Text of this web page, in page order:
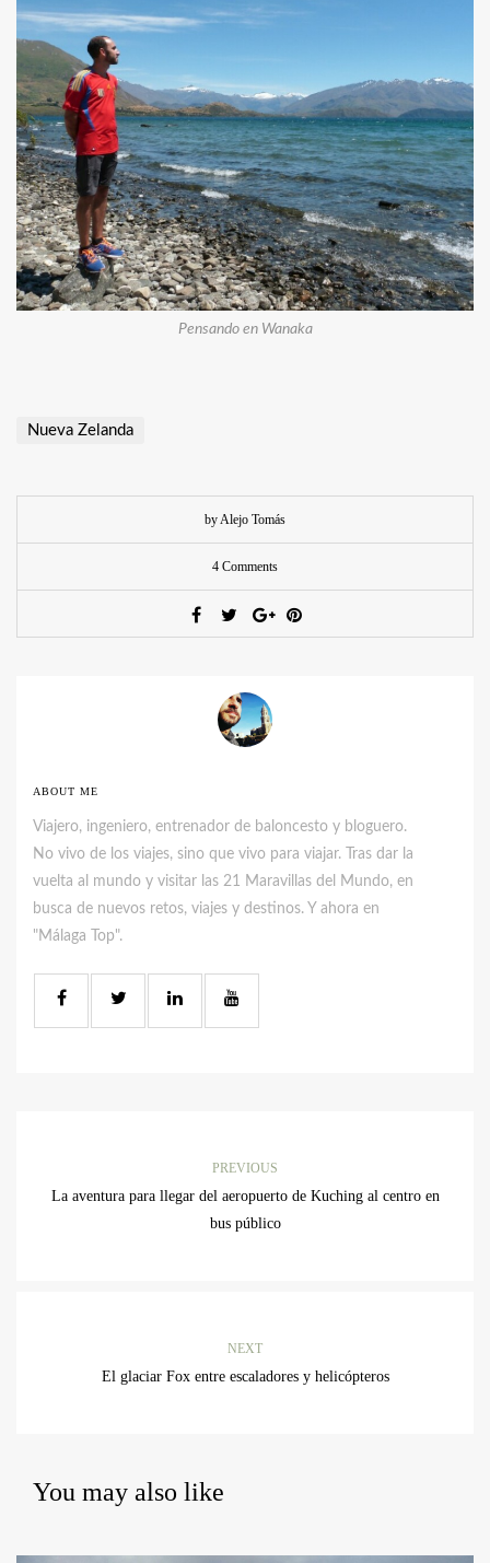
Pensando en Wanaka
Nueva Zelanda
by Alejo Tomás
4 Comments
ABOUT ME
Viajero, ingeniero, entrenador de baloncesto y bloguero.
No vivo de los viajes, sino que vivo para viajar. Tras dar la
vuelta al mundo y visitar las 21 Maravillas del Mundo, en
busca de nuevos retos, viajes y destinos. Y ahora en
"Málaga Top".
PREVIOUS
La aventura para llegar del aeropuerto de Kuching al centro en
bus público
NEXT
El glaciar Fox entre escaladores y helicópteros
You may also like